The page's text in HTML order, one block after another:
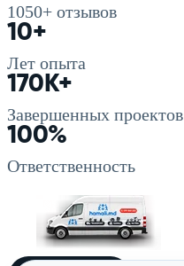
1050+ отзывов
10+
Лет опыта
170K+
Завершенных проектов
100%
Ответственность